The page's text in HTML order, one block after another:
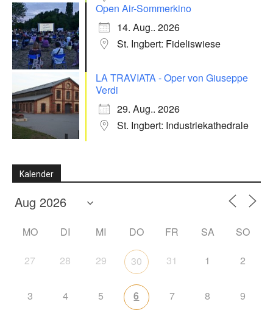
Open Air-Sommerkino
14. Aug.. 2026
St. Ingbert: Fideliswiese
LA TRAVIATA - Oper von Giuseppe
Verdi
29. Aug.. 2026
St. Ingbert: Industriekathedrale
Kalender
MO DI MI DO FR SA SO
27 28 29 30 31 1 2
3 4 5 6 7 8 9